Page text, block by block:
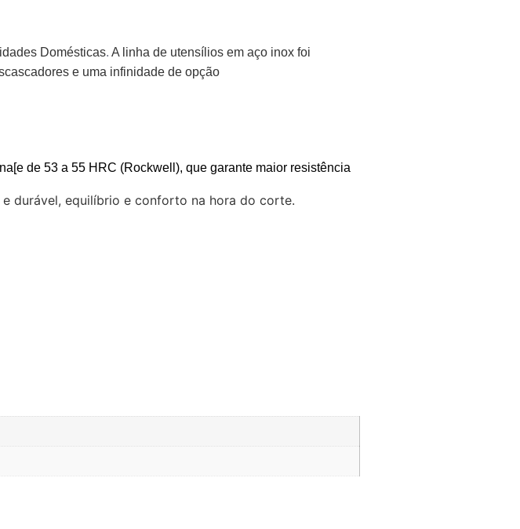
Domésticas. A linha de utensílios em aço inox foi
e uma infinidade de opção
de 53 a 55 HRC (Rockwell), que garante maior resistência
durável, equilíbrio e conforto na hora do corte.